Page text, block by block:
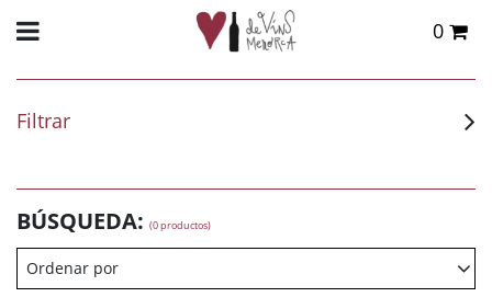
0
Filtrar
BÚSQUEDA: (0 productos)
Ordenar por